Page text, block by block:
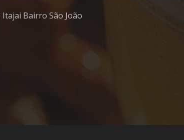
Bairro São João